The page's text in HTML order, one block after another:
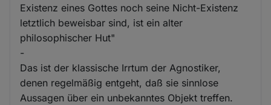
Existenz eines Gottes noch seine Nicht-Existenz
letztlich beweisbar sind, ist ein alter
philosophischer Hut"
-
Das ist der klassische Irrtum der Agnostiker,
denen regelmäßig entgeht, daß sie sinnlose
Aussagen über ein unbekanntes Objekt treffen.